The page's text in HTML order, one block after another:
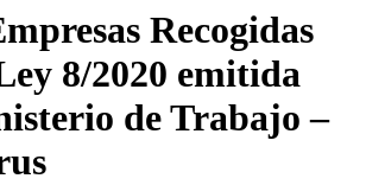
Recogidas
8/2020 emitida
de Trabajo –